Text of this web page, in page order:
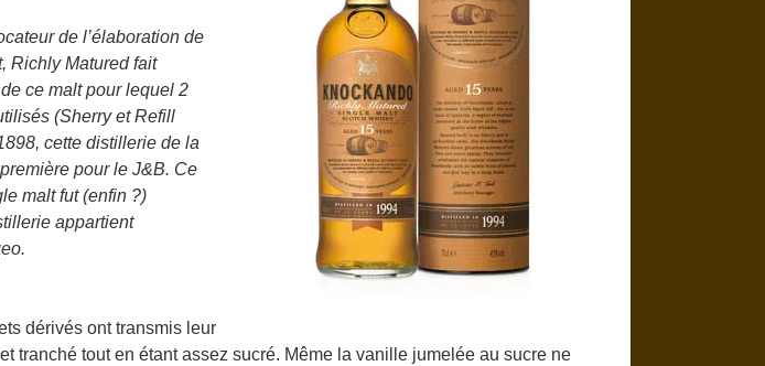
de l’élaboration de
Richly Matured fait
ce malt pour lequel 2
(Sherry et Refill
cette distillerie de la
pour le J&B. Ce
malt fut (enfin ?)
appartient
dérivés ont transmis leur
tranché tout en étant assez sucré. Même la vanille jumelée au sucre ne